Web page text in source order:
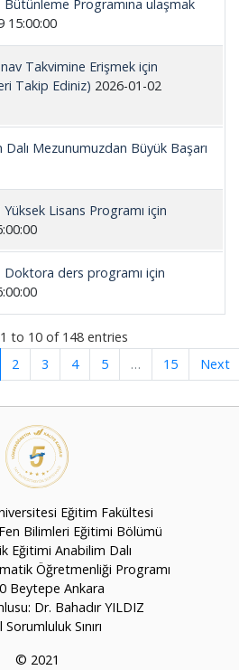
Programına ulaşmak
15:00:00
Takvimine Erişmek için
Takip Ediniz) 2026-01-02
Mezunumuzdan Büyük Başarı
Lisans Programı için
ders programı için
to 10 of 148 entries
2 3 4 5 … 15 Next
Eğitim Fakültesi
Bilimleri Eğitimi Bölümü
Eğitimi Anabilim Dalı
Öğretmenliği Programı
Beytepe Ankara
Dr. Bahadır YILDIZ
Sorumluluk Sınırı
© 2021